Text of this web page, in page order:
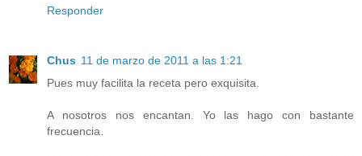
Responder
Chus 11 de marzo de 2011 a las 1:21
Pues muy facilita la receta pero exquisita.
A nosotros nos encantan. Yo las hago con bastante
frecuencia.